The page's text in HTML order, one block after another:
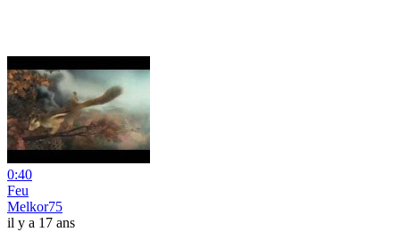
0:40
Feu
Melkor75
il y a 17 ans